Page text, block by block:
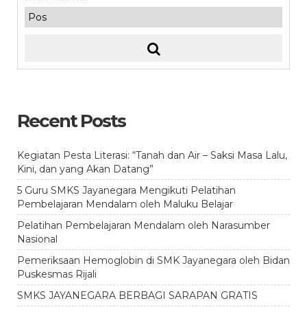
Recent Posts
Kegiatan Pesta Literasi: “Tanah dan Air – Saksi Masa Lalu,
Kini, dan yang Akan Datang”
5 Guru SMKS Jayanegara Mengikuti Pelatihan
Pembelajaran Mendalam oleh Maluku Belajar
Pelatihan Pembelajaran Mendalam oleh Narasumber
Nasional
Pemeriksaan Hemoglobin di SMK Jayanegara oleh Bidan
Puskesmas Rijali
SMKS JAYANEGARA BERBAGI SARAPAN GRATIS